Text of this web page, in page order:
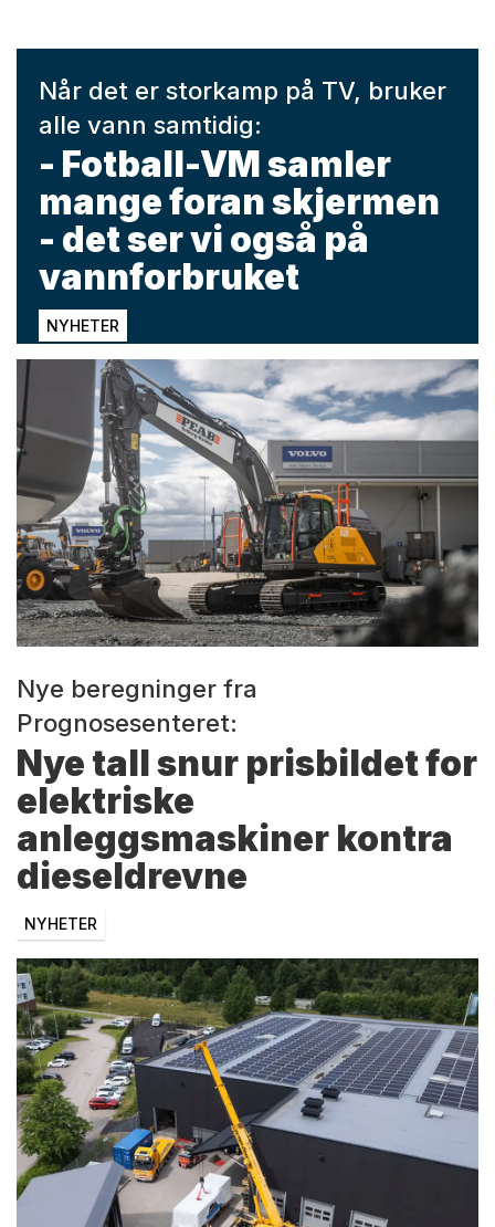
Når det er storkamp på TV, bruker
alle vann samtidig:
- Fotball-VM samler
mange foran skjermen
- det ser vi også på
vannforbruket
NYHETER
Nye beregninger fra
Prognosesenteret:
Nye tall snur prisbildet for
elektriske
anleggsmaskiner kontra
dieseldrevne
NYHETER